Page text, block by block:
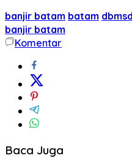
banjir batam batam
banjir batam
Komentar
Baca Juga